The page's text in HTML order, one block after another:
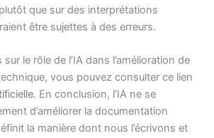
que sur des interprétations
être sujettes à des erreurs.
le rôle de l’IA dans l’amélioration de
vous pouvez consulter ce lien
. En conclusion, l’IA ne se
d’améliorer la documentation
la manière dont nous l’écrivons et